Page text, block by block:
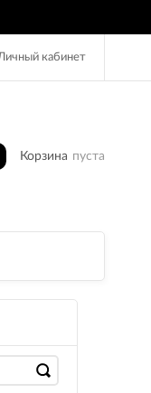
кабинет
Корзина пуста